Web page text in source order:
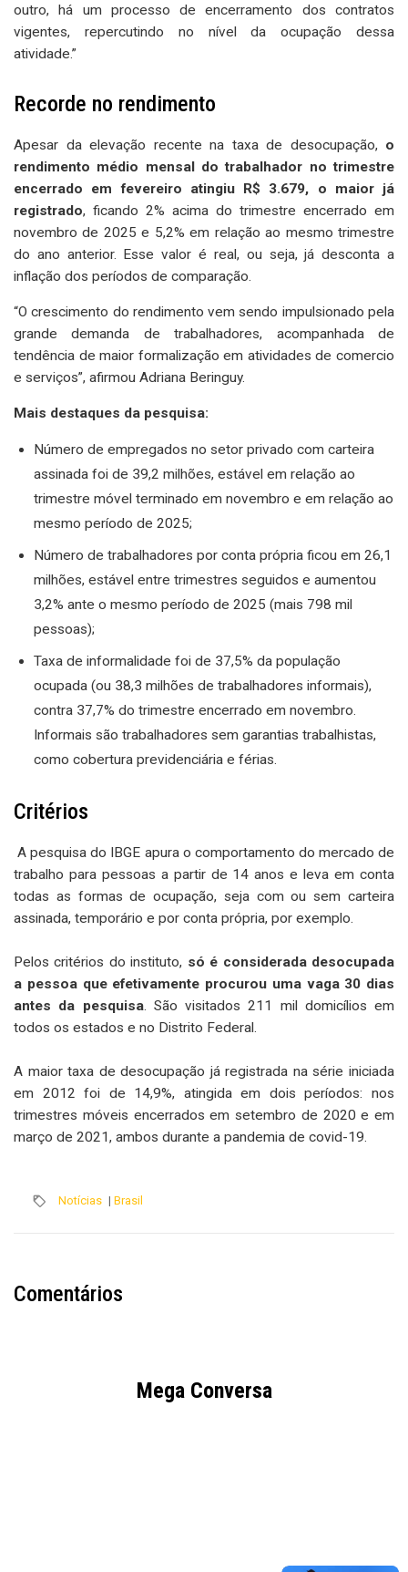
outro, há um processo de encerramento dos contratos
vigentes, repercutindo no nível da ocupação dessa
atividade.”
Recorde no rendimento
Apesar da elevação recente na taxa de desocupação, o
rendimento médio mensal do trabalhador no trimestre
encerrado em fevereiro atingiu R$ 3.679, o maior já
registrado, ficando 2% acima do trimestre encerrado em
novembro de 2025 e 5,2% em relação ao mesmo trimestre
do ano anterior. Esse valor é real, ou seja, já desconta a
inflação dos períodos de comparação.
“O crescimento do rendimento vem sendo impulsionado pela
grande demanda de trabalhadores, acompanhada de
tendência de maior formalização em atividades de comercio
e serviços”, afirmou Adriana Beringuy.
Mais destaques da pesquisa:
Número de empregados no setor privado com carteira
assinada foi de 39,2 milhões, estável em relação ao
trimestre móvel terminado em novembro e em relação ao
mesmo período de 2025;
Número de trabalhadores por conta própria ficou em 26,1
milhões, estável entre trimestres seguidos e aumentou
3,2% ante o mesmo período de 2025 (mais 798 mil
pessoas);
Taxa de informalidade foi de 37,5% da população
ocupada (ou 38,3 milhões de trabalhadores informais),
contra 37,7% do trimestre encerrado em novembro.
Informais são trabalhadores sem garantias trabalhistas,
como cobertura previdenciária e férias.
Critérios
A pesquisa do IBGE apura o comportamento do mercado de
trabalho para pessoas a partir de 14 anos e leva em conta
todas as formas de ocupação, seja com ou sem carteira
assinada, temporário e por conta própria, por exemplo.
Pelos critérios do instituto, só é considerada desocupada
a pessoa que efetivamente procurou uma vaga 30 dias
antes da pesquisa. São visitados 211 mil domicílios em
todos os estados e no Distrito Federal.
A maior taxa de desocupação já registrada na série iniciada
em 2012 foi de 14,9%, atingida em dois períodos: nos
trimestres móveis encerrados em setembro de 2020 e em
março de 2021, ambos durante a pandemia de covid-19.
Notícias | Brasil
Comentários
Mega Conversa